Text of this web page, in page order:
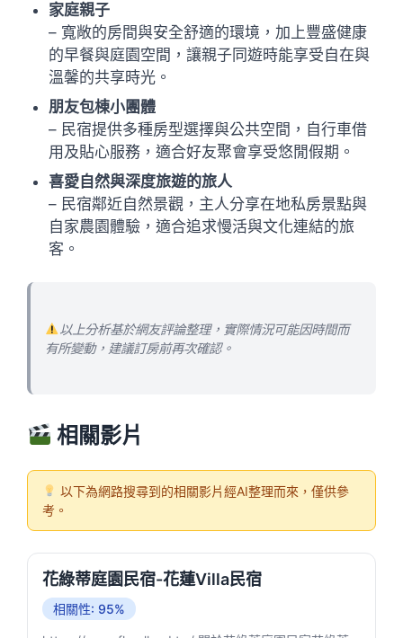
家庭親子
– 寬敞的房間與安全舒適的環境，加上豐盛健康
的早餐與庭園空間，讓親子同遊時能享受自在與
溫馨的共享時光。
朋友包棟小團體
– 民宿提供多種房型選擇與公共空間，自行車借
用及貼心服務，適合好友聚會享受悠閒假期。
喜愛自然與深度旅遊的旅人
– 民宿鄰近自然景觀，主人分享在地私房景點與
自家農園體驗，適合追求慢活與文化連結的旅
客。
以上分析基於網友評論整理，實際情況可能因時間而
有所變動，建議訂房前再次確認。
相關影片
以下為網路搜尋到的相關影片經AI整理而來，僅供參
考。
花綠蒂庭園民宿-花蓮Villa民宿
相關性: 95%